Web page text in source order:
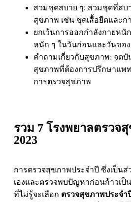
สวมชุดสบาย ๆ: สวมชุดที่สบ
สุขภาพ เช่น ชุดเสื้อยืดและก
ยกเว้นการออกกำลังกายหนั
หนัก ๆ ในวันก่อนและวันขอ
คำถามเกี่ยวกับสุขภาพ: จดบั
สุขภาพที่ต้องการปรึกษาแพ
การตรวจสุขภาพ
รวม 7 โรงพยาลตรวจ
2023
การตรวจสุขภาพประจำปี ซึ่งเป็น
เองและตรวจพบปัญหาก่อนก้าวเป็
ที่ไม่รู้จะเลือก ตรวจสุขภาพประจำ